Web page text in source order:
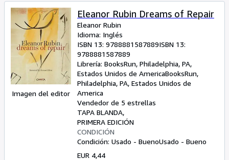
Colecciones
Libros antiguos
Arte y coleccionismo
Vendedores
Comenzar a vender
Ayuda
CERRAR
Imagen del editor
Eleanor Rubin Dreams of Repair
Eleanor Rubin
Idioma: Inglés
ISBN 13: 9788881587889ISBN 13:
9788881587889
Librería: BooksRun, Philadelphia, PA,
Estados Unidos de AmericaBooksRun,
Philadelphia, PA, Estados Unidos de
America
Vendedor de 5 estrellas
TAPA BLANDA
PRIMERA EDICIÓN
CONDICIÓN
Condición: Usado - BuenoUsado - Bueno
EUR 4,44